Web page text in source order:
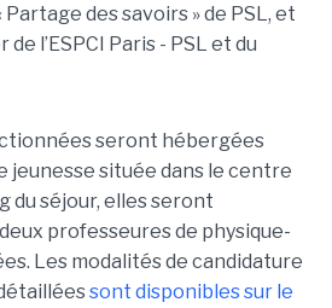
des savoirs » de PSL, et
l’ESPCI Paris - PSL et du
seront hébergées
jeunesse située dans le centre
du séjour, elles seront
professeures de physique-
Les modalités de candidature
sont disponibles sur le